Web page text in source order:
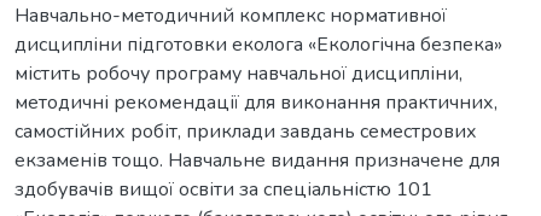
Навчально-методичний комплекс нормативної
дисципліни підготовки еколога «Екологічна безпека»
містить робочу програму навчальної дисципліни,
методичні рекомендації для виконання практичних,
самостійних робіт, приклади завдань семестрових
екзаменів тощо. Навчальне видання призначене для
здобувачів вищої освіти за спеціальністю 101